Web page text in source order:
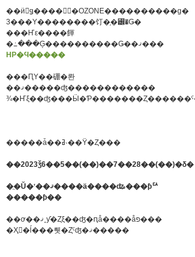
��ӥ󥰥ǥ����󥻥󥿡�OZONE����������ɡ�
3���Υ��������饤�֥�꡼�Ǥ�
���Ҥε����餫
�߸���Ģ����������Ǥ��ޤ���
HP�Ϥ�����
���ԤΥ��硼�롼
��ޤ�����ʤ������������
�����ǡ��ߥ˴��Ÿ�Ȥ���
��2023ǯ6��5��(��)��7��28��(��)�δ�
�ֲ�Ŭ�ʽ��ޤ����ä����ʥ���ƥꥢ
�����ƥ��
��ơ��ޤ˳ƴ�Ȥξ��ʤ�ԥå����åפ���
�Ҳ𤷤�ĺ���뤳�Ȥˤʤ�ޤ�����